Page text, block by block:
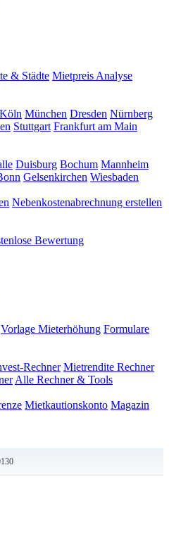
& Städte Mietpreis Analyse
Köln München Dresden Nürnberg
Stuttgart Frankfurt am Main
Duisburg Bochum Mannheim
Gelsenkirchen Wiesbaden
Nebenkostenabrechnung erstellen
Bewertung
Vorlage Mieterhöhung Formulare
Rechner Mietrendite Rechner
Alle Rechner & Tools
Mietkautionskonto Magazin